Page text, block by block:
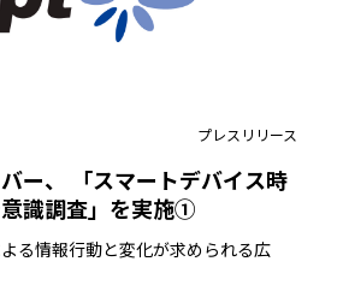
プレスリリース
ー、 「スマートデバイス時
識調査」を実施①
る情報行動と変化が求められる広